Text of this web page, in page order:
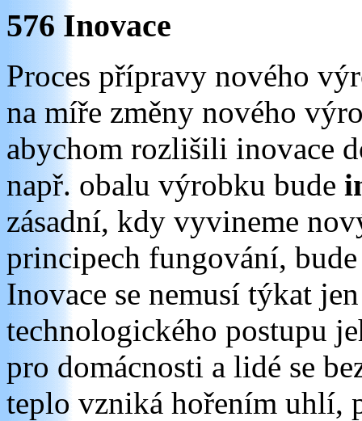
576 Inovace
Proces přípravy nového
na míře změny nového
abychom rozlišili inovace
např. obalu výrobku bude
zásadní, kdy vyvineme
principech fungování,
Inovace se nemusí týkat
technologického postupu
pro domácnosti a lidé se
teplo vzniká hořením uhlí,